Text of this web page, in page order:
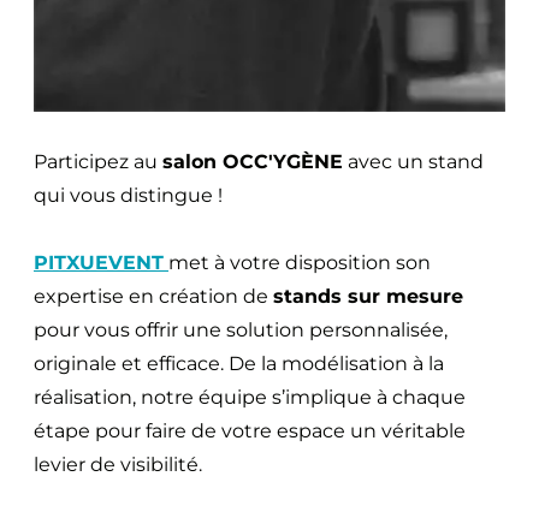
Participez au salon OCC'YGÈNE avec un stand
qui vous distingue !
PITXUEVENT met à votre disposition son
expertise en création de stands sur mesure
pour vous offrir une solution personnalisée,
originale et efficace. De la modélisation à la
réalisation, notre équipe s’implique à chaque
étape pour faire de votre espace un véritable
levier de visibilité.